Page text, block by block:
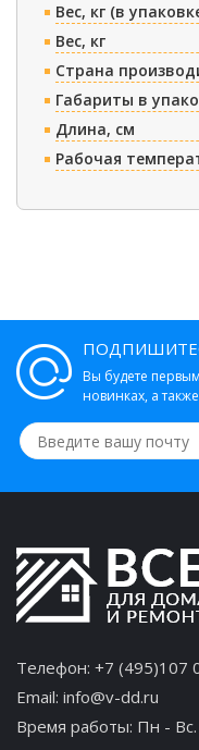
Вес, кг (в
Вес, кг
Страна
Габариты в
Длина, см
Рабочая
Вы будете
новинках, а
Телефон: +7 (495)107
Email: info@v-dd.ru
Время работы: Пн -